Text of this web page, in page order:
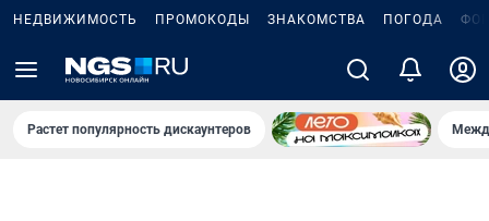
НЕДВИЖИМОСТЬ ПРОМОКОДЫ ЗНАКОМСТВА ПОГОДА
Растет популярность дискаунтеров